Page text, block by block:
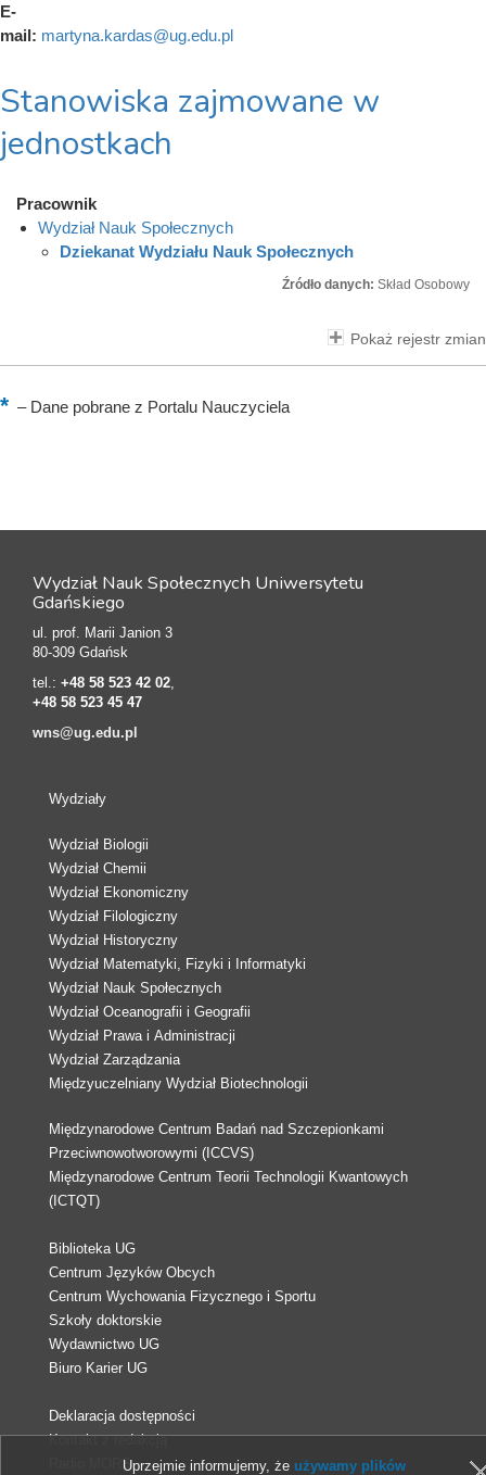
E-
mail: martyna.kardas@ug.edu.pl
Stanowiska zajmowane w
jednostkach
Pracownik
Wydział Nauk Społecznych
Dziekanat Wydziału Nauk Społecznych
Źródło danych: Skład Osobowy
Pokaż rejestr zmian
–Dane pobrane z Portalu Nauczyciela
Wydział Nauk Społecznych Uniwersytetu
Gdańskiego
ul. prof. Marii Janion 3
80-309 Gdańsk
tel.: +48 58 523 42 02,
+48 58 523 45 47
wns@ug.edu.pl
Wydziały
Wydział Biologii
Wydział Chemii
Wydział Ekonomiczny
Wydział Filologiczny
Wydział Historyczny
Wydział Matematyki, Fizyki i Informatyki
Wydział Nauk Społecznych
Wydział Oceanografii i Geografii
Wydział Prawa i Administracji
Wydział Zarządzania
Międzyuczelniany Wydział Biotechnologii
Międzynarodowe Centrum Badań nad Szczepionkami
Przeciwnowotworowymi (ICCVS)
Międzynarodowe Centrum Teorii Technologii Kwantowych
(ICTQT)
Biblioteka UG
Centrum Języków Obcych
Centrum Wychowania Fizycznego i Sportu
Szkoły doktorskie
Wydawnictwo UG
Biuro Karier UG
Deklaracja dostępności
Kontakt z redakcją
Radio MORSUprzejmie informujemy, że używamy plików